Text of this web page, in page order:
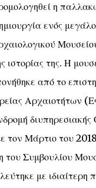
η
ενός
ιστορίας της. Η
από το
Αρχαιοτήτων
τον Μάρτιο του
του Συμβουλίου
με ιδιαίτερη